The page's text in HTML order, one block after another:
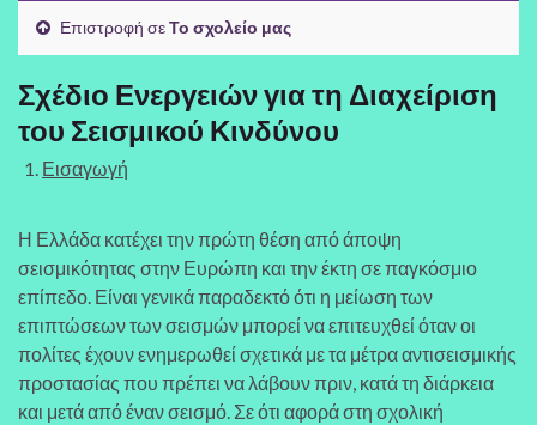
Επιστροφή σεΤο σχολείο μας
Σχέδιο Ενεργειών για τη Διαχείριση
του Σεισμικού Κινδύνου
Εισαγωγή
Η Ελλάδα κατέχει την πρώτη θέση από άποψη
σεισμικότητας στην Ευρώπη και την έκτη σε παγκόσμιο
επίπεδο. Είναι γενικά παραδεκτό ότι η μείωση των
επιπτώσεων των σεισμών μπορεί να επιτευχθεί όταν οι
πολίτες έχουν ενημερωθεί σχετικά με τα μέτρα αντισεισμικής
προστασίας που πρέπει να λάβουν πριν, κατά τη διάρκεια
και μετά από έναν σεισμό. Σε ότι αφορά στη σχολική